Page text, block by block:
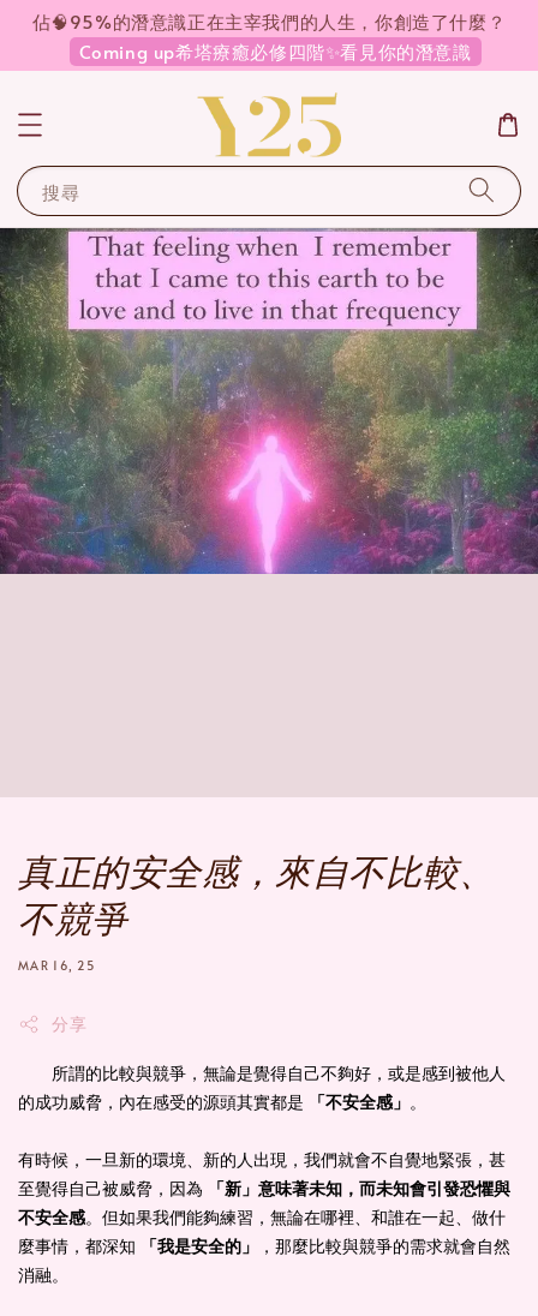
佔🧠95%的潛意識正在主宰我們的人生，你創造了什麼？
Coming up希塔療癒必修四階✨看見你的潛意識
搜尋
真正的安全感，來自不比較、
不競爭
MAR 16, 25
分享
所謂的比較與競爭，無論是覺得自己不夠好，或是感到被他人
的成功威脅，內在感受的源頭其實都是
「不安全感」 。
有時候，一旦新的環境、新的人出現，我們就會不自覺地緊張，甚
至覺得自己被威脅，因為
「新」意味著未知，而未知會引發恐懼與
不安全感。但如果我們能夠練習，無論在哪裡、和誰在一起、做什
麼事情，都深知
「我是安全的」
，那麼比較與競爭的需求就會自然
消融。